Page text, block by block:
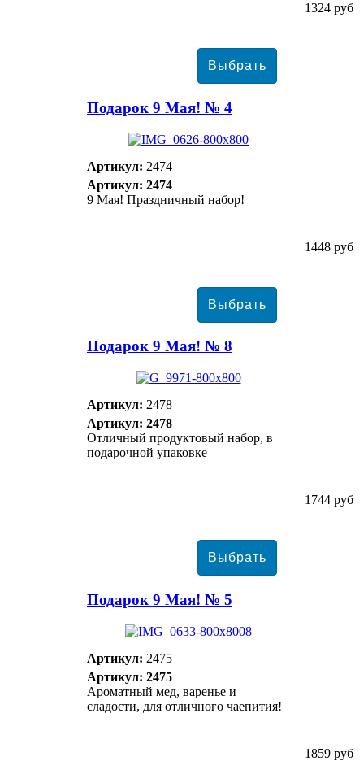
1324 руб
Подарок 9 Мая! № 4
Артикул: 2474
Артикул: 2474
9 Мая! Праздничный набор!
1448 руб
Подарок 9 Мая! № 8
Артикул: 2478
Артикул: 2478
Отличный продуктовый набор, в
подарочной упаковке
1744 руб
Подарок 9 Мая! № 5
Артикул: 2475
Артикул: 2475
Ароматный мед, варенье и
сладости, для отличного чаепития!
1859 руб